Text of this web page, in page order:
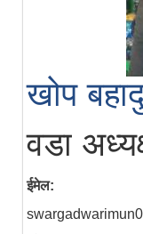
खोप
वडा
ईमेल: